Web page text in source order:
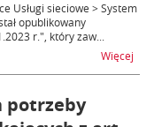
Usługi sieciowe > System
opublikowany
r.", który zaw...
Więcej
potrzeby